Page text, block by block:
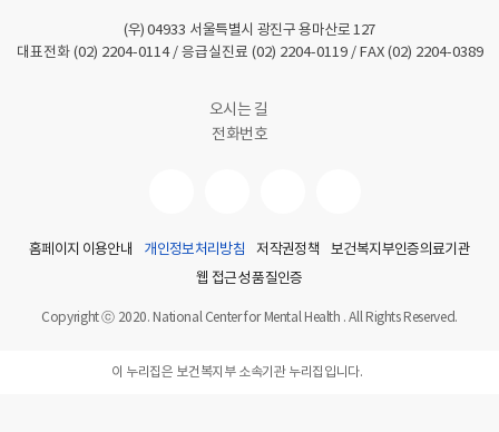
(우)04933 서울특별시 광진구 용마산로 127
대표전화 (02) 2204-0114/ 응급실진료 (02) 2204-0119/ FAX (02) 2204-0389
오시는 길
전화번호
홈페이지 이용안내 개인정보처리방침 저작권정책
보건복지부인증의료기관
웹 접근성 품질인증
Copyright ⓒ 2020. National Center for Mental Health . All Rights Reserved.
이 누리집은 보건복지부 소속기관 누리집입니다.